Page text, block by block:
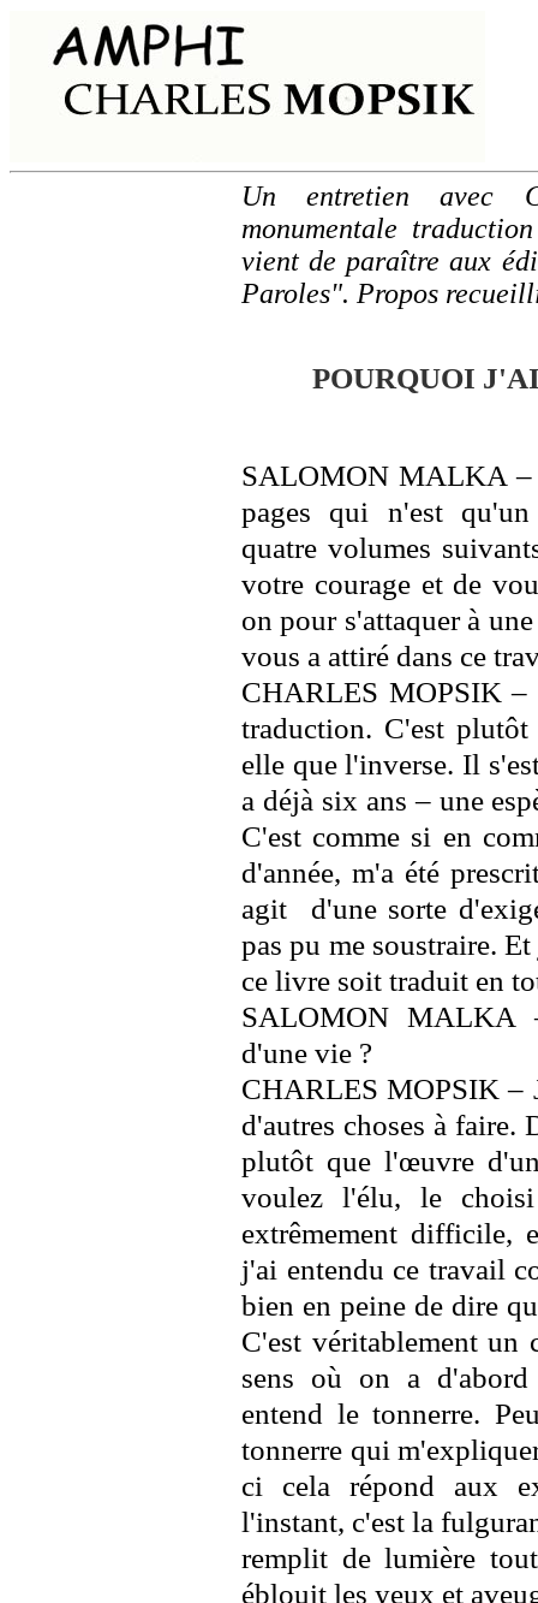
Un entretien avec
monumentale
vient de paraître aux
Paroles". Propos
POURQUOI
SALOMON MALKA –
pages qui n'est
quatre volumes
votre courage et de
on pour s'attaquer à
vous a attiré dans ce
CHARLES MOPSIK –
traduction. C'est
elle que l'inverse. Il
a déjà six ans – une
C'est comme si en
d'année, m'a été
agit d'une sorte
pas pu me soustraire.
ce livre soit traduit en
SALOMON MALKA
d'une vie ?
CHARLES MOPSIK –
d'autres choses à
plutôt que l'œuvre
voulez l'élu, le
extrêmement difficile,
j'ai entendu ce travail
bien en peine de dire
C'est véritablement un
sens où on a
entend le tonnerre.
tonnerre qui
ci cela répond aux
l'instant, c'est la
remplit de lumière
éblouit les yeux et